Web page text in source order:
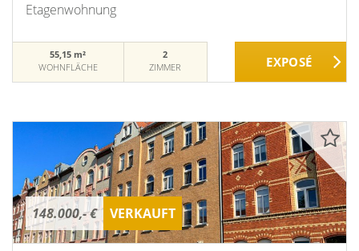
Etagenwohnung
55,15 m²
WOHNFLÄCHE
2
ZIMMER
148.000,- € VERKAUFT